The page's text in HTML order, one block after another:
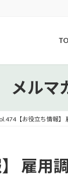
メルマ
【お役立ち情報】
雇用